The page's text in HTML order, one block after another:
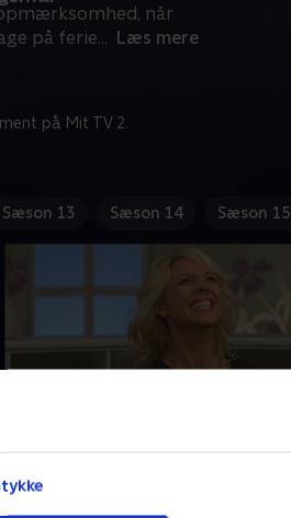
når
på ferie... Læs mere
på Mit TV 2.
Sæson 13 Sæson 14 Sæson 15
Cecilie Frøkjær er ugens gæst, og